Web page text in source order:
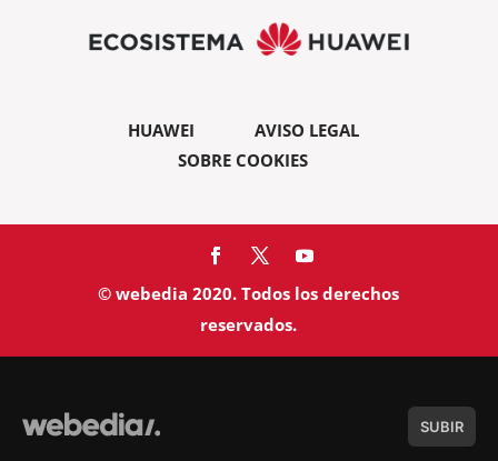
HUAWEI
AVISO LEGAL
SOBRE COOKIES
© webedia 2020. Todos los derechos
reservados.
SUBIR